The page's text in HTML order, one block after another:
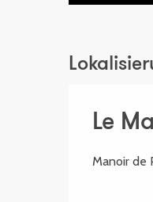
Le
Manoir de